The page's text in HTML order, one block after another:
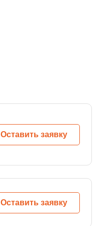
Оставить заявку
Оставить заявку